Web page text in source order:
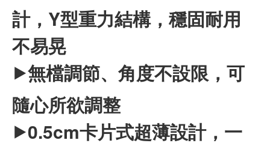
計，Y型重力結構，穩固耐用
不易晃
⯈無檔調節、角度不設限，可
隨心所欲調整
⯈0.5cm卡片式超薄設計，一